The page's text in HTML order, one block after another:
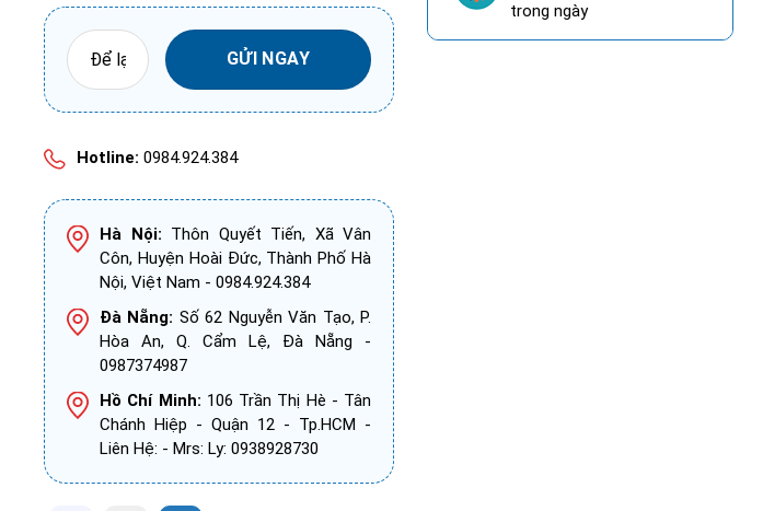
Hotline: 0984.924.384
Hà Nội: Thôn Quyết Tiến, Xã Vân
Côn, Huyện Hoài Đức, Thành Phố Hà
Nội, Việt Nam - 0984.924.384
Đà Nẵng: Số 62 Nguyễn Văn Tạo, P.
Hòa An, Q. Cẩm Lệ, Đà Nẵng -
0987374987
Hồ Chí Minh: 106 Trần Thị Hè - Tân
Chánh Hiệp - Quận 12 - Tp.HCM -
Liên Hệ: - Mrs: Ly: 0938928730
trong ngày